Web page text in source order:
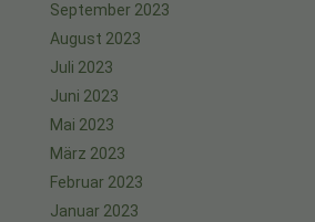
September 2023
August 2023
Juli 2023
Juni 2023
Mai 2023
März 2023
Februar 2023
Januar 2023